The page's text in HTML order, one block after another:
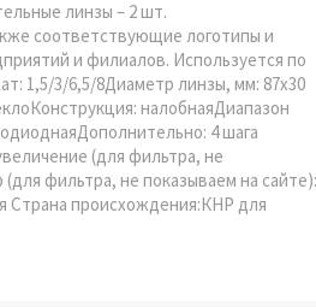
линзы – 2 шт.
соответствующие логотипы и
и филиалов. Используется по
1,5/3/6,5/8Диаметр линзы, мм: 87x30
налобнаяДиапазон
4 шага
(для фильтра, не
фильтра, не показываем на сайте):
Страна происхождения:КНР для